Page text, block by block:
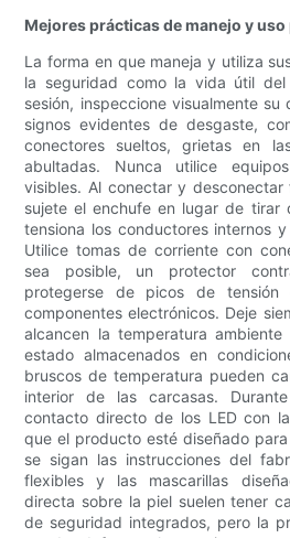
Mejores prácticas de manejo y
La forma en que maneja y utiliza
la seguridad como la vida útil
sesión, inspeccione visualmente
signos evidentes de desgaste,
conectores sueltos, grietas en
abultadas. Nunca utilice
visibles. Al conectar y desconectar
sujete el enchufe en lugar de tirar
tensiona los conductores internos
Utilice tomas de corriente con
sea posible, un protector
protegerse de picos de tensión
componentes electrónicos. Deje
alcancen la temperatura
estado almacenados en
bruscos de temperatura pueden
interior de las carcasas.
contacto directo de los LED con
que el producto esté diseñado
se sigan las instrucciones del
flexibles y las mascarillas
directa sobre la piel suelen tener
de seguridad integrados, pero la